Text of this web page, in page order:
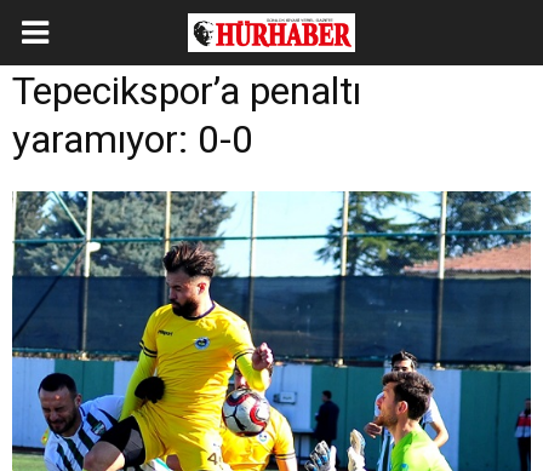
Tepecikspor’a penaltı
yaramıyor: 0-0